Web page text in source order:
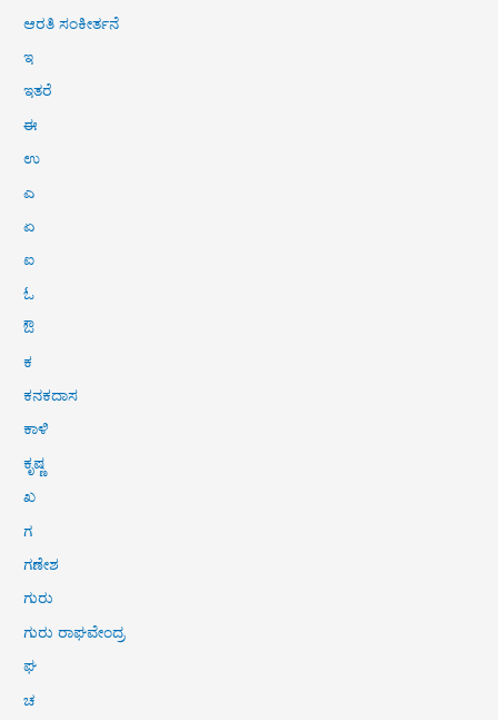
ಆರತಿ ಸಂಕೀರ್ತನೆ
ಇ
ಇತರೆ
ಈ
ಉ
ಎ
ಏ
ಐ
ಓ
ಔ
ಕ
ಕನಕದಾಸ
ಕಾಳಿ
ಕೃಷ್ಣ
ಖ
ಗ
ಗಣೇಶ
ಗುರು
ಗುರು ರಾಘವೇಂದ್ರ
ಘ
ಚ